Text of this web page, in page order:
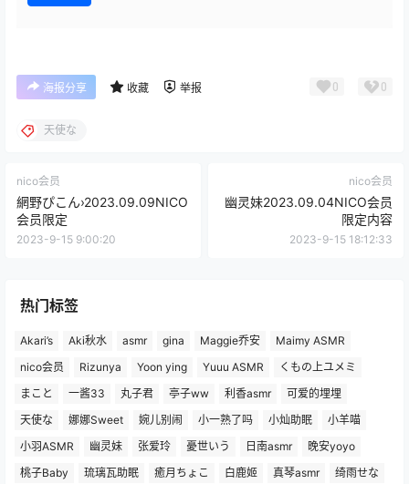
海报分享 收藏 举报 0 0
天使な
nico会员
網野ぴこん›2023.09.09NICO
会员限定
2023-9-15 9:00:20
nico会员
幽灵妹2023.09.04NICO会员
限定内容
2023-9-15 18:12:33
热门标签
Akari’s Aki秋水 asmr gina Maggie乔安
Maimy ASMR
nico会员
Rizunya Yoon ying Yuuu ASMR
くもの上ユメミ
まこと
一酱33 丸子君 亭子ww 利香asmr
可爱的埋埋
天使な
娜娜Sweet 婉儿别闹 小一熟了吗 小灿助眠
小羊喵
小羽ASMR
幽灵妹 张爱玲 憂世いう 日南asmr
晚安yoyo
桃子Baby
琉璃瓦助眠 癒月ちょこ 白鹿姬 真琴asmr 绮雨せな